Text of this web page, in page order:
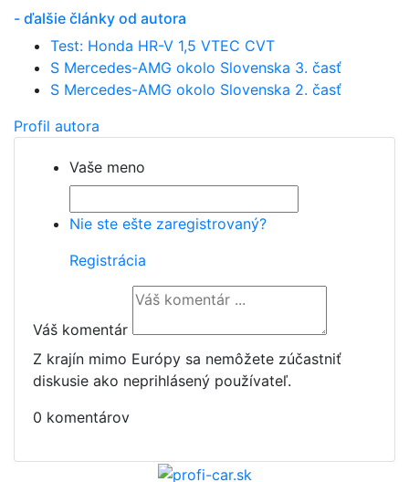
- ďalšie články od autora
Test: Honda HR-V 1,5 VTEC CVT
S Mercedes-AMG okolo Slovenska 3. časť
S Mercedes-AMG okolo Slovenska 2. časť
Profil autora
Vaše meno
Nie ste ešte zaregistrovaný?
Registrácia
Váš komentár
Z krajín mimo Európy sa nemôžete zúčastniť
diskusie ako neprihlásený používateľ.
0 komentárov